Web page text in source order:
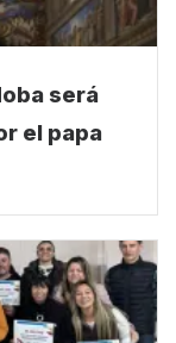
será
el papa